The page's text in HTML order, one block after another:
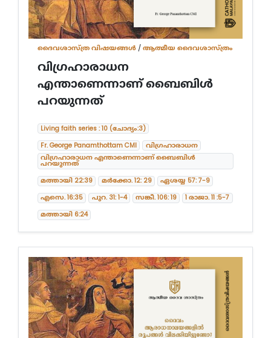
ദൈവശാസ്ത്ര വിഷയങ്ങള്‍ /ആത്മീയ ദൈവശാസ്ത്രം
വിഗ്രഹാരാധന
എന്താണെന്നാണ് ബൈബിൾ
പറയുന്നത്
Living faith series : 10 (ചോദ്യം:3)
Fr. George Panamthottam CMI
വിഗ്രഹാരാധന
വിഗ്രഹാരാധന എന്താണെന്നാണ് ബൈബിൾ
പറയുന്നത്
മത്തായി 22:39
മർക്കോ. 12: 29
ഏശയ്യ 57: 7-9
എസെ. 16:35
പുറ. 31: 1-4 സങ്കീ. 106: 19
1 രാജാ. 11 :5-7
മത്തായി 6:24